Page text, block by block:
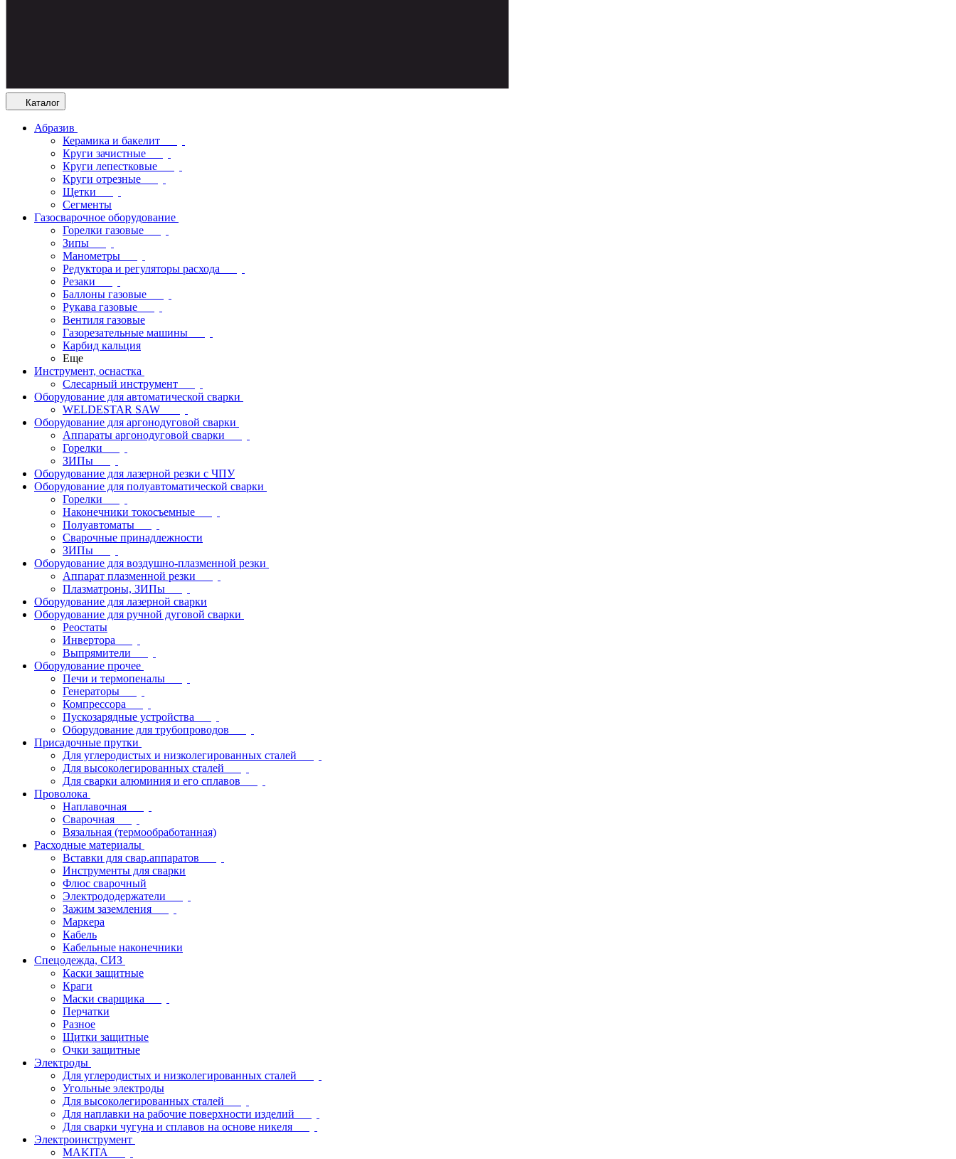
Каталог
Абразив
Керамика и бакелит
Круги зачистные
Круги лепестковые
Круги отрезные
Щетки
Сегменты
Газосварочное оборудование
Горелки газовые
Зипы
Манометры
Редуктора и регуляторы расхода
Резаки
Баллоны газовые
Рукава газовые
Вентиля газовые
Газорезательные машины
Карбид кальция
Еще
Инструмент, оснастка
Слесарный инструмент
Оборудование для автоматической сварки
WELDESTAR SAW
Оборудование для аргонодуговой сварки
Аппараты аргонодуговой сварки
Горелки
ЗИПы
Оборудование для лазерной резки с ЧПУ
Оборудование для полуавтоматической сварки
Горелки
Наконечники токосъемные
Полуавтоматы
Сварочные принадлежности
ЗИПы
Оборудование для воздушно-плазменной резки
Аппарат плазменной резки
Плазматроны, ЗИПы
Оборудование для лазерной сварки
Оборудование для ручной дуговой сварки
Реостаты
Инвертора
Выпрямители
Оборудование прочее
Печи и термопеналы
Генераторы
Компрессора
Пускозарядные устройства
Оборудование для трубопроводов
Присадочные прутки
Для углеродистых и низколегированных сталей
Для высоколегированных сталей
Для сварки алюминия и его сплавов
Проволока
Наплавочная
Сварочная
Вязальная (термообработанная)
Расходные материалы
Вставки для свар.аппаратов
Инструменты для сварки
Флюс сварочный
Электрододержатели
Зажим заземления
Маркера
Кабель
Кабельные наконечники
Спецодежда, СИЗ
Каски защитные
Краги
Маски сварщика
Перчатки
Разное
Щитки защитные
Очки защитные
Электроды
Для углеродистых и низколегированных сталей
Угольные электроды
Для высоколегированных сталей
Для наплавки на рабочие поверхности изделий
Для сварки чугуна и сплавов на основе никеля
Электроинструмент
МAKITA